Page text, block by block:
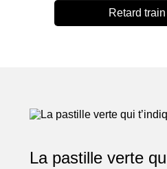
Retard
La pastille verte